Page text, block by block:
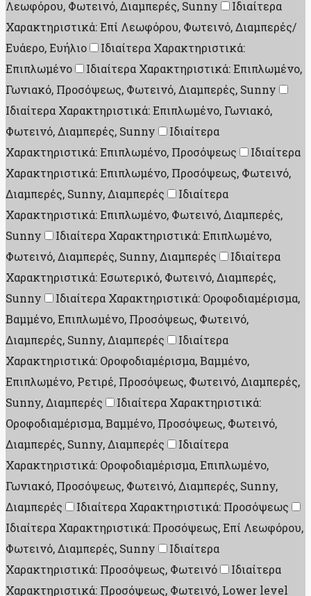
Λεωφόρου, Φωτεινό, Διαμπερές, Sunny
Ιδιαίτερα
Χαρακτηριστικά: Επί Λεωφόρου, Φωτεινό, Διαμπερές/
Ευάερο, Ευήλιο
Ιδιαίτερα Χαρακτηριστικά:
Επιπλωμένο
Ιδιαίτερα Χαρακτηριστικά: Επιπλωμένο,
Γωνιακό, Προσόψεως, Φωτεινό, Διαμπερές, Sunny
Ιδιαίτερα Χαρακτηριστικά: Επιπλωμένο, Γωνιακό,
Φωτεινό, Διαμπερές, Sunny
Ιδιαίτερα
Χαρακτηριστικά: Επιπλωμένο, Προσόψεως
Ιδιαίτερα
Χαρακτηριστικά: Επιπλωμένο, Προσόψεως, Φωτεινό,
Διαμπερές, Sunny, Διαμπερές
Ιδιαίτερα
Χαρακτηριστικά: Επιπλωμένο, Φωτεινό, Διαμπερές,
Sunny
Ιδιαίτερα Χαρακτηριστικά: Επιπλωμένο,
Φωτεινό, Διαμπερές, Sunny, Διαμπερές
Ιδιαίτερα
Χαρακτηριστικά: Εσωτερικό, Φωτεινό, Διαμπερές,
Sunny
Ιδιαίτερα Χαρακτηριστικά: Οροφοδιαμέρισμα,
Βαμμένο, Επιπλωμένο, Προσόψεως, Φωτεινό,
Διαμπερές, Sunny, Διαμπερές
Ιδιαίτερα
Χαρακτηριστικά: Οροφοδιαμέρισμα, Βαμμένο,
Επιπλωμένο, Ρετιρέ, Προσόψεως, Φωτεινό, Διαμπερές,
Sunny, Διαμπερές
Ιδιαίτερα Χαρακτηριστικά:
Οροφοδιαμέρισμα, Βαμμένο, Προσόψεως, Φωτεινό,
Διαμπερές, Sunny, Διαμπερές
Ιδιαίτερα
Χαρακτηριστικά: Οροφοδιαμέρισμα, Επιπλωμένο,
Γωνιακό, Προσόψεως, Φωτεινό, Διαμπερές, Sunny,
Διαμπερές
Ιδιαίτερα Χαρακτηριστικά: Προσόψεως
Ιδιαίτερα Χαρακτηριστικά: Προσόψεως, Επί Λεωφόρου,
Φωτεινό, Διαμπερές, Sunny
Ιδιαίτερα
Χαρακτηριστικά: Προσόψεως, Φωτεινό
Ιδιαίτερα
Χαρακτηριστικά: Προσόψεως, Φωτεινό, Lower level